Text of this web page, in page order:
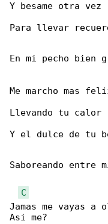
Y besame otra vez
Para llevar
En mi pecho bien
Me marcho mas
Llevando tu calor
Y el dulce de tu
Saboreando entre
C
Jamas me vayas a
Asi me?